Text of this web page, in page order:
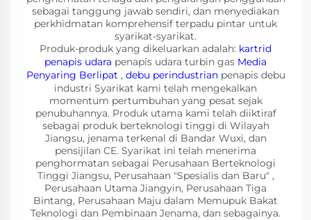
sebagai tanggung jawab sendiri, dan menyediakan
perkhidmatan komprehensif terpadu pintar untuk
syarikat-syarikat.
Produk-produk yang dikeluarkan adalah: kartrid
penapis udara penapis udara turbin gas Media
Penyaring Berlipat , debu perindustrian penapis debu
industri Syarikat kami telah mengekalkan
momentum pertumbuhan yang pesat sejak
penubuhannya. Produk utama kami telah diiktiraf
sebagai produk berteknologi tinggi di Wilayah
Jiangsu, jenama terkenal di Bandar Wuxi, dan
pensijilan CE. Syarikat ini telah menerima
penghormatan sebagai Perusahaan Berteknologi
Tinggi Jiangsu, Perusahaan "Spesialis dan Baru" ,
Perusahaan Utama Jiangyin, Perusahaan Tiga
Bintang, Perusahaan Maju dalam Memupuk Bakat
Teknologi dan Pembinaan Jenama, dan sebagainya.